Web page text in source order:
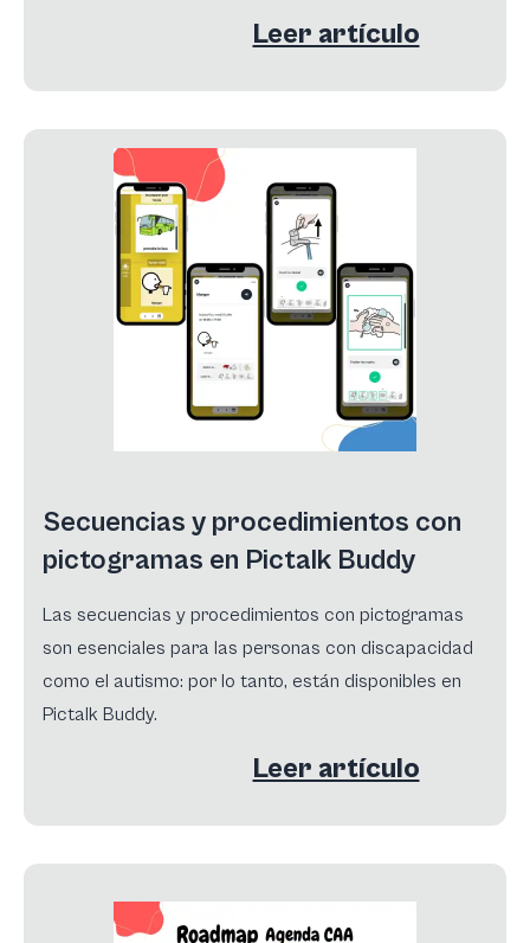
Leer artículo
Secuencias y procedimientos con
pictogramas en Pictalk Buddy
Las secuencias y procedimientos con pictogramas
son esenciales para las personas con discapacidad
como el autismo: por lo tanto, están disponibles en
Pictalk Buddy.
Leer artículo